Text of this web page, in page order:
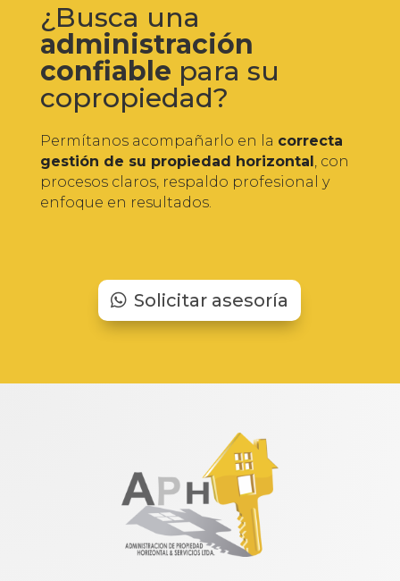
¿Busca una
administración
confiable para su
copropiedad?
Permítanos acompañarlo en la correcta
gestión de su propiedad horizontal , con
procesos claros, respaldo profesional y
enfoque en resultados.
Solicitar asesoría